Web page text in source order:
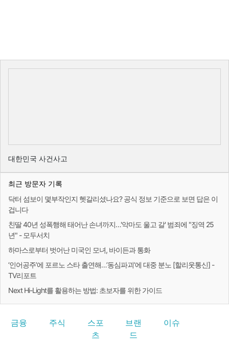
대한민국 사건사고
최근 방문자 기록
닥터 섬보이 몇부작인지 헷갈리셨나요? 공식 정보 기준으로 보면 답은 이
겁니다
친딸 40년 성폭행해 태어난 손녀까지…'악마도 울고 갈' 범죄에 "징역 25
년" - 모두서치
하마스로부터 벗어난 미국인 모녀, 바이든과 통화
‘인어공주’에 포르노 스타 출연해…’동심파괴’에 대중 분노 [할리웃통신] -
TV리포트
Next Hi-Light를 활용하는 방법: 초보자를 위한 가이드
금융 주식
스포
츠
브랜
드
이슈